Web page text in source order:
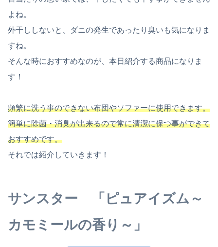
よね。
外干ししないと、ダニの発生であったり臭いも気になりま
すね。
そんな時におすすめなのが、本日紹介する商品になりま
す！
頻繁に洗う事のできない布団やソファーに使用できます。
簡単に除菌・消臭が出来るので常に清潔に保つ事ができて
おすすめです。
それでは紹介していきます！
サンスター 「ピュアイズム ～
カモミールの香り～」